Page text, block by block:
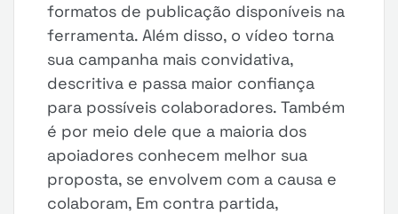
formatos de publicação disponíveis na
ferramenta. Além disso, o vídeo torna
sua campanha mais convidativa,
descritiva e passa maior confiança
para possíveis colaboradores. Também
é por meio dele que a maioria dos
apoiadores conhecem melhor sua
proposta, se envolvem com a causa e
colaboram, Em contra partida,